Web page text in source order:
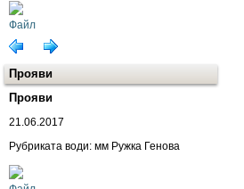
Прояви
Прояви
21.06.2017
Рубриката води: мм Ружка Генова